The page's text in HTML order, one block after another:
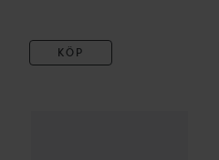
KÖP